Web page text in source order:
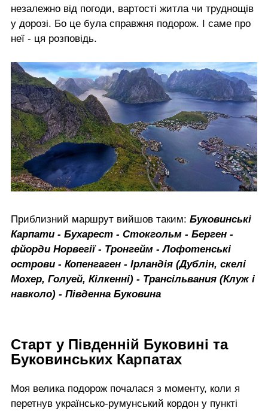
незалежно від погоди, вартості житла чи труднощів
у дорозі. Бо це була справжня подорож. І саме про
неї - ця розповідь.
Приблизний маршрут вийшов таким: Буковинські
Карпати - Бухарест - Стокгольм - Берген -
фйорди Норвегії - Тронгейм - Лофотенські
острови - Копенгаген - Ірландія (Дублін, скелі
Мохер, Голуей, Кілкенні) - Трансільвания (Клуж і
навколо) - Південна Буковина
Старт у Південній Буковині та
Буковинських Карпатах
Моя велика подорож почалася з моменту, коли я
перетнув українсько-румунський кордон у пункті